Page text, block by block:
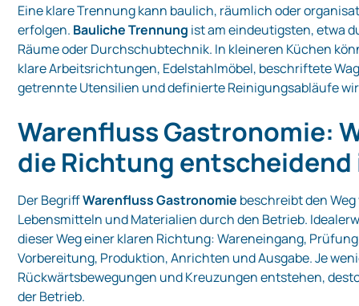
Eine klare Trennung kann baulich, räumlich oder
erfolgen. Bauliche Trennung ist am eindeutigsten, etwa
Räume oder Durchschubtechnik. In kleineren Küchen
klare Arbeitsrichtungen, Edelstahlmöbel, beschriftete
getrennte Utensilien und definierte Reinigungsabläufe
Warenfluss Gastronomie:
die Richtung
Der BegriffWarenfluss Gastronomie beschreibt den Weg
Lebensmitteln und Materialien durch den Betrieb.
dieser Weg einer klaren Richtung: Wareneingang,
Vorbereitung, Produktion, Anrichten und Ausgabe. Je
Rückwärtsbewegungen und Kreuzungen entstehen,
der Betrieb.